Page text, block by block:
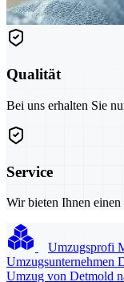
Qualität
Bei uns erhalten Sie
Service
Wir bieten Ihnen
Umzugsprofi
Umzugsunternehmen
Umzug von Detmold